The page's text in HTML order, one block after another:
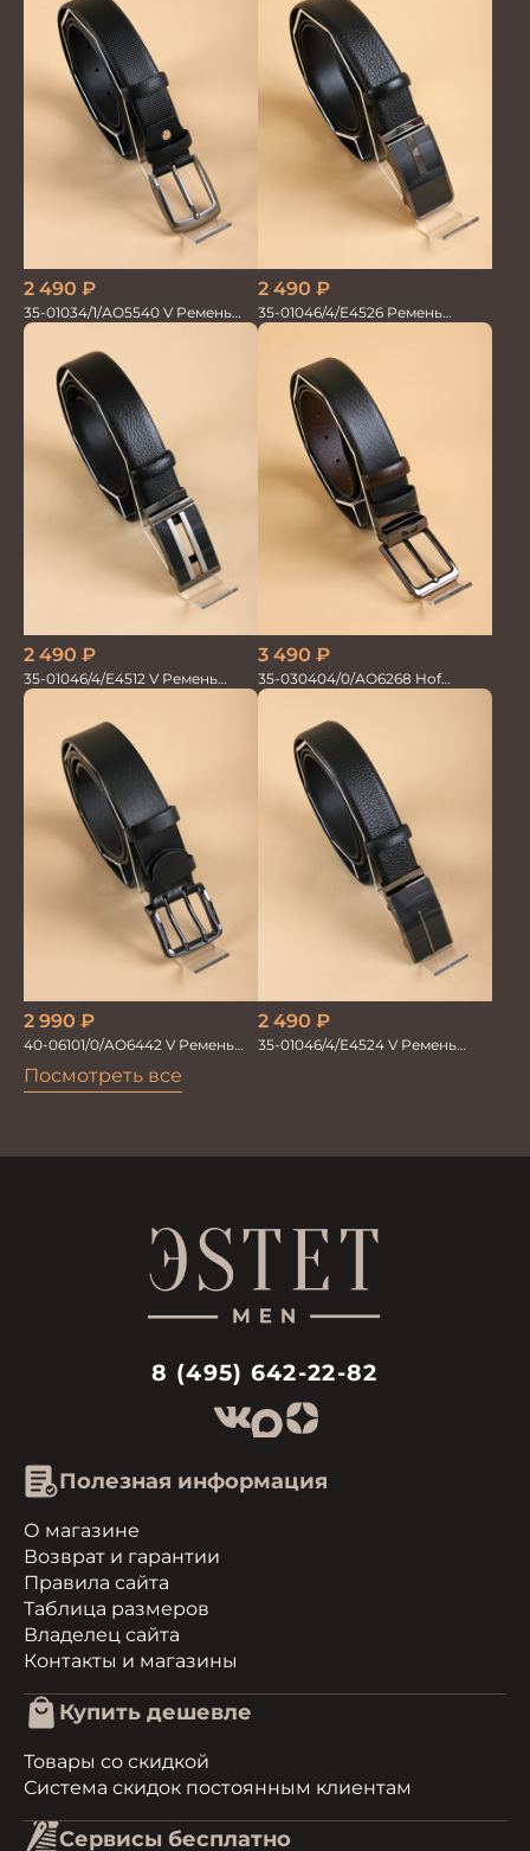
Посмотреть все
2 490 ₽
35-01034/1/АО5540 V Ремень
мужской 120см. черн перфор
2 490 ₽
35-01046/4/Е4526 Ремень
мужской 120см. автомат/зажим
2 490 ₽
35-01046/4/Е4512 V Ремень
мужской 130см. черный
3 490 ₽
35-030404/0/АО6268 Hof
Ремень мужской 120см. черн/
корич перфор
2 990 ₽
40-06101/0/AO6442 V Ремень
мужской 130см. черный
2 490 ₽
35-01046/4/Е4524 V Ремень
8 (495) 642-22-82
Полезная информация
О магазине
Возврат и гарантии
Правила сайта
Таблица размеров
Владелец сайта
Контакты и магазины
Купить дешевле
Товары со скидкой
Система скидок постоянным клиентам
Сервисы бесплатно